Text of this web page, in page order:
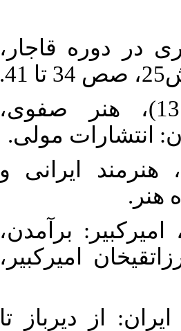
دیوارنگاری در دوره قاجار،
3. اسکارچیا، جیان روبر. (1376)، هنر صفوی،
انتشارات مولی.
کامران. (1384)، هنرمند ایرانی و
هنر.
آشتیانی، عباس. (1390)، امیرکبیر: برآمدن،
امیرکبیر،
نقاشی ایران: از دیرباز تا